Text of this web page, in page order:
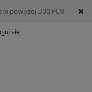
powyżej 300 PLN
się